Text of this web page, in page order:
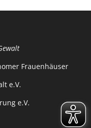
Frauenhäuser
e.V.
e.V.